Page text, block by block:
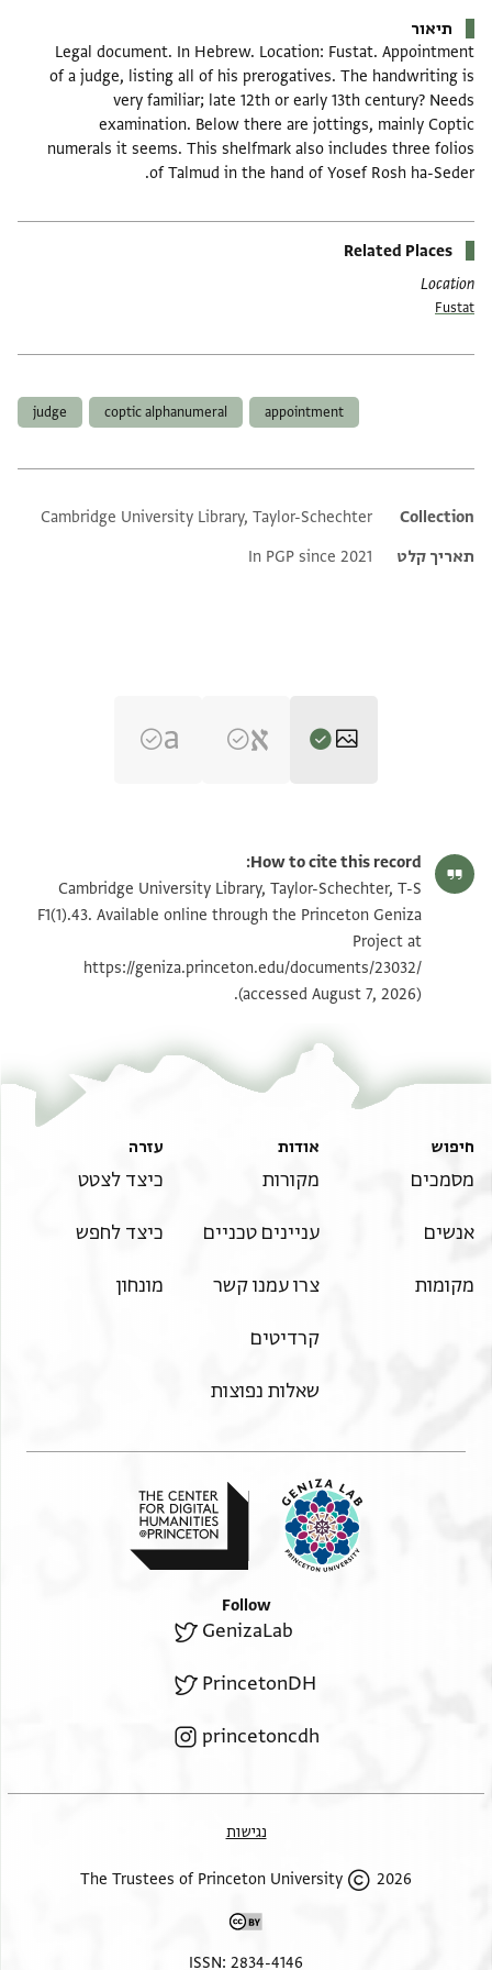
תיאור
Legal document. In Hebrew. Location: Fustat. Appointment
of a judge, listing all of his prerogatives. The handwriting is
very familiar; late 12th or early 13th century? Needs
examination. Below there are jottings, mainly Coptic
numerals it seems. This shelfmark also includes three folios
of Talmud in the hand of Yosef Rosh ha-Seder.
Related Places
Location
Fustat
appointment
coptic alphanumeral
judge
Additional metadata
Collection
Cambridge University Library, Taylor-Schechter
תאריך קלט
In PGP since 2021
T-S F1(1).43 1r הגדל וסובב
T-S F1(1).43 2r
T-S F1(1).43 2v הגדל וסובב
תנאי היתר שימוש בתצלום
How to cite this record:
Cambridge University Library, Taylor-Schechter, T-S
F1(1).43. Available online through the Princeton Geniza
Project at
https://geniza.princeton.edu/documents/23032/
(accessed August 7, 2026).
חיפוש
מסמכים
אנשים
מקומות
אודות
מקורות
עניינים טכניים
צרו עמנו קשר
קרדיטים
שאלות נפוצות
עזרה
כיצד לצטט
כיצד לחפש
מונחון
Follow
GenizaLab
PrincetonDH
princetoncdh
נגישות
2026 The Trustees of Princeton University
ISSN: 2834-4146